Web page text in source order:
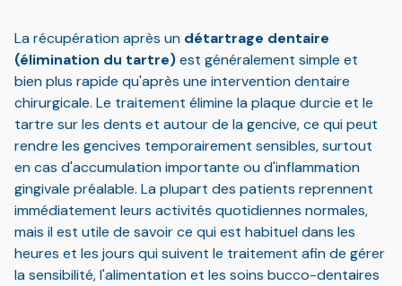
La récupération après un détartrage dentaire
(élimination du tartre)est généralement simple et
bien plus rapide qu'après une intervention dentaire
chirurgicale. Le traitement élimine la plaque durcie et le
tartre sur les dents et autour de la gencive, ce qui peut
rendre les gencives temporairement sensibles, surtout
en cas d'accumulation importante ou d'inflammation
gingivale préalable. La plupart des patients reprennent
immédiatement leurs activités quotidiennes normales,
mais il est utile de savoir ce qui est habituel dans les
heures et les jours qui suivent le traitement afin de gérer
la sensibilité, l'alimentation et les soins bucco-dentaires